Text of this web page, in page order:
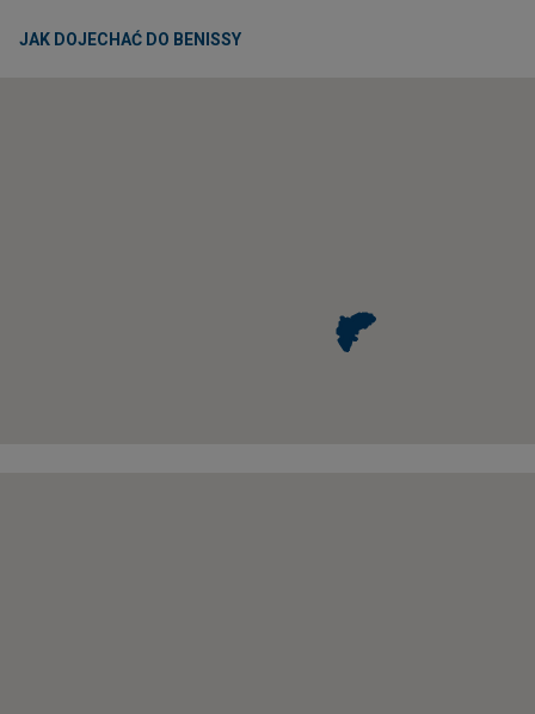
JAK DOJECHAĆ DO BENISSY